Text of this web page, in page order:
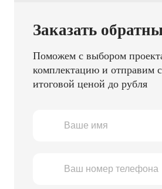
Заказать
Поможем с выбором
комплектацию и отправим
итоговой ценой до рубля